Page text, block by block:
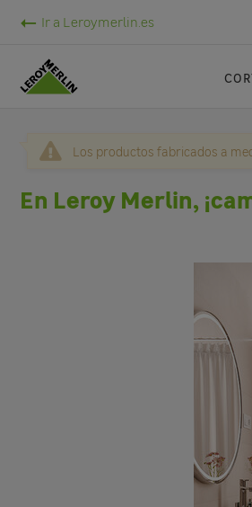
Ir a Leroymerlin.es
Los productos fabricados a
En Leroy Merlin,